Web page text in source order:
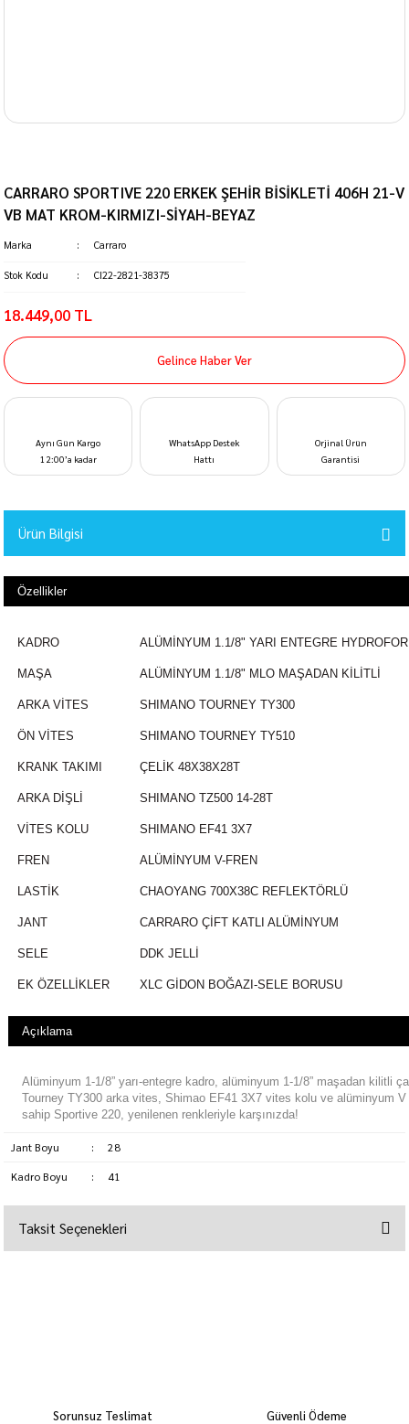
CARRARO SPORTIVE 220 ERKEK ŞEHİR BİSİKLETİ 406H 21-V
VB MAT KROM-KIRMIZI-SİYAH-BEYAZ
Marka Carraro
Stok Kodu CI22-2821-38375
18.449,00 TL
Gelince Haber Ver
Aynı Gün Kargo
12:00’a kadar
WhatsApp Destek
Hattı
Orjinal Ürün
Garantisi
Ürün Bilgisi
Özellikler
KADRO ALÜMİNYUM 1.1/8" YARI ENTEGRE
MAŞA ALÜMİNYUM 1.1/8" MLO MAŞADAN KİLİTLİ
ARKA VİTES SHIMANO TOURNEY TY300
ÖN VİTES SHIMANO TOURNEY TY510
KRANK TAKIMI ÇELİK 48X38X28T
ARKA DİŞLİ SHIMANO TZ500 14-28T
VİTES KOLU SHIMANO EF41 3X7
FREN ALÜMİNYUM V-FREN
LASTİK CHAOYANG 700X38C REFLEKTÖRLÜ
JANT CARRARO ÇİFT KATLI ALÜMİNYUM
SELE DDK JELLİ
EK ÖZELLİKLER XLC GİDON BOĞAZI-SELE BORUSU
Açıklama
Alüminyum 1-1/8” yarı-entegre kadro, alüminyum 1-1/8” maşadan kilitli
Tourney TY300 arka vites, Shimao EF41 3X7 vites kolu ve alüminyum
sahip Sportive 220, yenilenen renkleriyle karşınızda!
Jant Boyu :
28
Kadro Boyu
: 41
Taksit Seçenekleri
Sorunsuz Teslimat Güvenli Ödeme